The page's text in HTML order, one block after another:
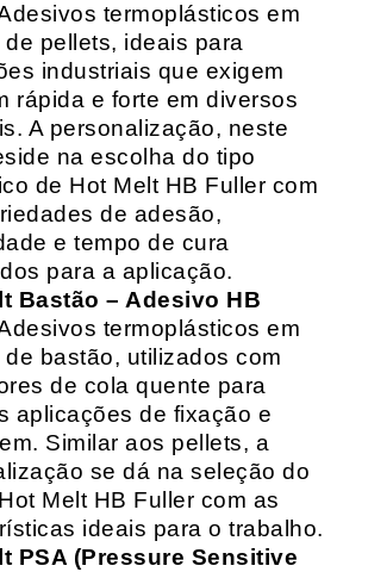
termoplásticos em
de pellets, ideais para
industriais que exigem
rápida e forte em diversos
A personalização, neste
na escolha do tipo
de Hot Melt HB Fuller com
de adesão,
e tempo de cura
para a aplicação.
Bastão – Adesivo HB
termoplásticos em
de bastão, utilizados com
de cola quente para
aplicações de fixação e
Similar aos pellets, a
se dá na seleção do
Melt HB Fuller com as
ideais para o trabalho.
PSA (Pressure Sensitive